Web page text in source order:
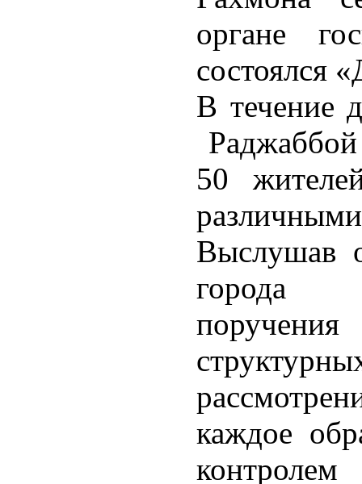
органе
состоялся
В течение
50
Выслушав
города
каждое
контролем